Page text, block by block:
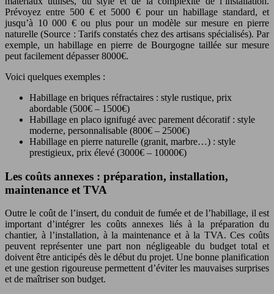
Prévoyez entre 500 € et 5000 € pour un habillage standard, et
jusqu’à 10 000 € ou plus pour un modèle sur mesure en pierre
naturelle (Source : Tarifs constatés chez des artisans spécialisés). Par
exemple, un habillage en pierre de Bourgogne taillée sur mesure
peut facilement dépasser 8000€.
Voici quelques exemples :
Habillage en briques réfractaires : style rustique, prix
abordable (500€ – 1500€)
Habillage en placo ignifugé avec parement décoratif : style
moderne, personnalisable (800€ – 2500€)
Habillage en pierre naturelle (granit, marbre…) : style
prestigieux, prix élevé (3000€ – 10000€)
Les coûts annexes : préparation, installation,
maintenance et TVA
Outre le coût de l’insert, du conduit de fumée et de l’habillage, il est
important d’intégrer les coûts annexes liés à la préparation du
chantier, à l’installation, à la maintenance et à la TVA. Ces coûts
peuvent représenter une part non négligeable du budget total et
doivent être anticipés dès le début du projet. Une bonne planification
et une gestion rigoureuse permettent d’éviter les mauvaises surprises
et de maîtriser son budget.